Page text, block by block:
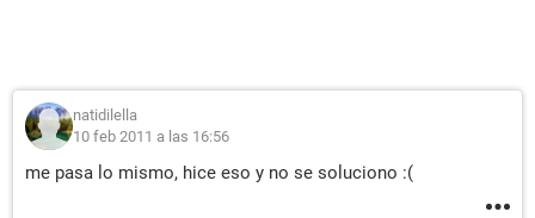
natidilella
10 feb 2011 a las 16:56
me pasa lo mismo, hice eso y no se soluciono :(